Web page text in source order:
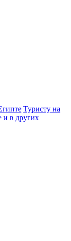
Туристу на
и в других